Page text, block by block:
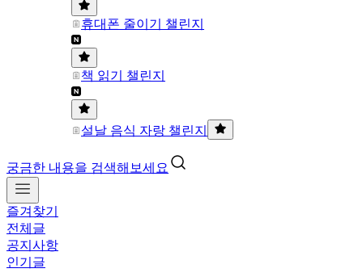
휴대폰 줄이기 챌린지
책 읽기 챌린지
설날 음식 자랑 챌린지
궁금한 내용을 검색해보세요
즐겨찾기
전체글
공지사항
인기글